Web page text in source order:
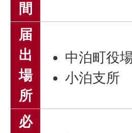
間
届
出
場
所
中泊町役
小泊支所
必